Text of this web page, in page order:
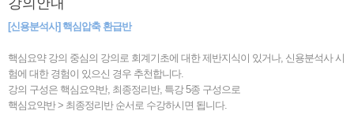
강의안내
[신용분석사] 핵심압축 환급반
핵심요약 강의 중심의 강의로 회계기초에 대한 제반지식이 있거나, 신용분석사 시
험에 대한 경험이 있으신 경우 추천합니다.
강의 구성은 핵심요약반, 최종정리반, 특강 5종 구성으로
핵심요약반 > 최종정리반 순서로 수강하시면 됩니다.